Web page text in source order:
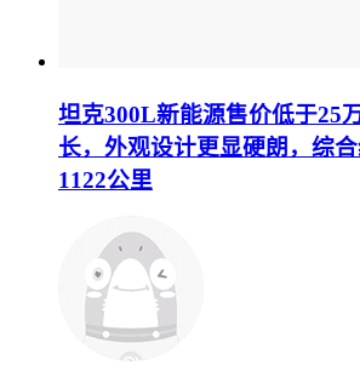
坦克300L新能源售价低于25
长，外观设计更显硬朗，综
1122公里